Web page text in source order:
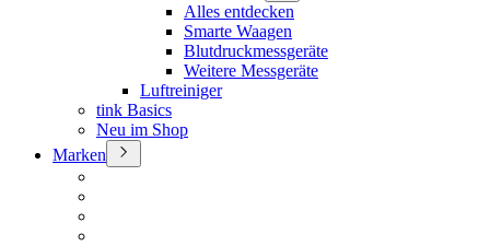
Alles entdecken
Smarte Waagen
Blutdruckmessgeräte
Weitere Messgeräte
Luftreiniger
tink Basics
Neu im Shop
Marken